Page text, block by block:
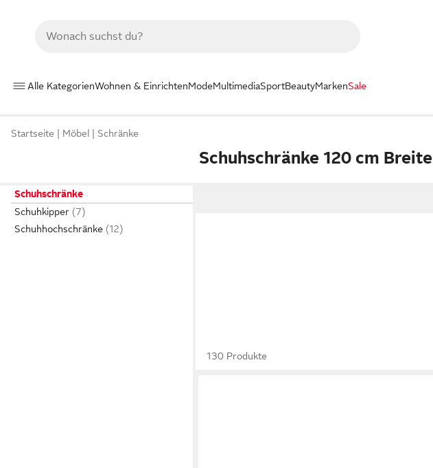
Alle KategorienWohnen & EinrichtenModeMultimediaSportBeautyMarkenSale
Startseite Möbel Schränke
Schuhschränke 120 cm Breite
Schuhschränke
Schuhkipper
Schuhhochschränke
130 Produkte